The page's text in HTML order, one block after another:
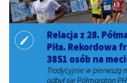
Relacja z 28.
Piła. Rekordowa
3851 osób na
Tradycyjnie w pierwszą
odbył się Półmaraton